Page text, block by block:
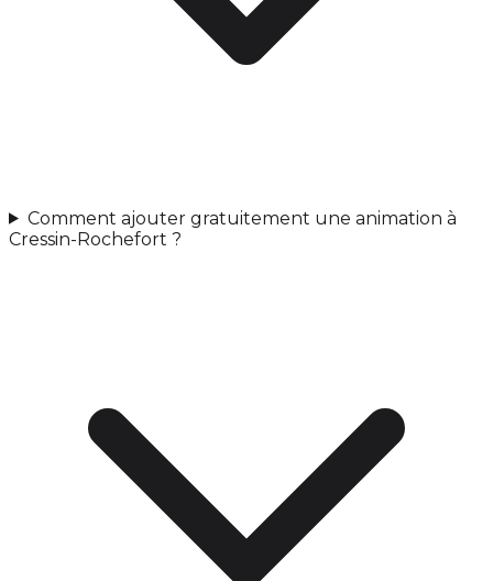
Comment ajouter gratuitement une animation à
Cressin-Rochefort ?